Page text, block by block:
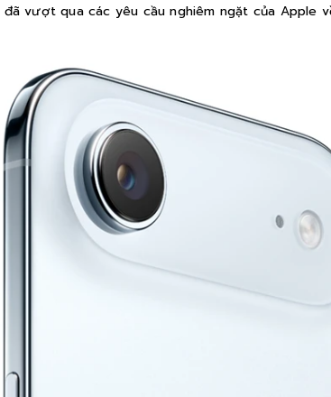
vượt qua các yêu cầu nghiêm ngặt của